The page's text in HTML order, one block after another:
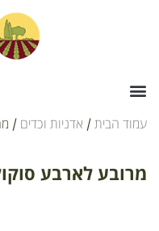
עמוד הבית / אדניות וכדים /
מרובע לארבע